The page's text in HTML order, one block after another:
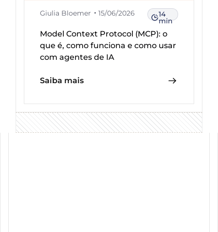
Giulia Bloemer 15/06/2026 14
min
Model Context Protocol (MCP): o
que é, como funciona e como usar
com agentes de IA
Saiba mais